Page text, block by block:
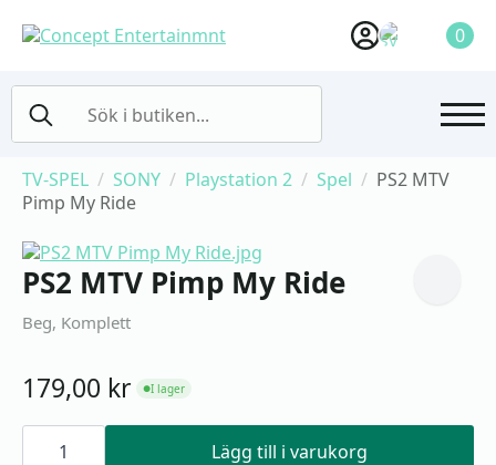
0
for:
TV-SPEL SONY Playstation 2 Spel
PS2 MTV
Pimp My Ride
PS2 MTV Pimp My Ride
Beg, Komplett
179,00 kr ●I lager
PS2
Lägg till i varukorg